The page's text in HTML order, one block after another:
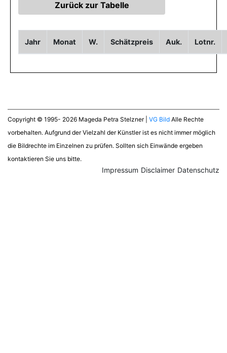
Jahr Monat W. Schätzpreis Auk. Lotnr.
Copyright © 1995- 2026 Mageda Petra Stelzner | VG Bild Alle Rechte
vorbehalten. Aufgrund der Vielzahl der Künstler ist es nicht immer möglich
die Bildrechte im Einzelnen zu prüfen. Sollten sich Einwände ergeben
kontaktieren Sie uns bitte.
Datenschutz
Disclaimer
Impressum